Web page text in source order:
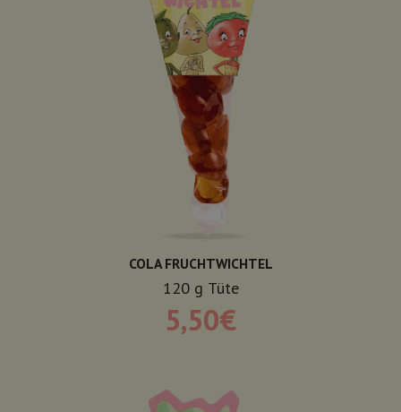
COLA FRUCHTWICHTEL
120 g Tüte
5,50€